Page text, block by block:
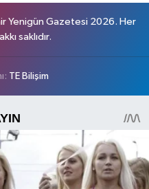
Yenigün Gazetesi 2026. Her
saklıdır.
TE Bilişim